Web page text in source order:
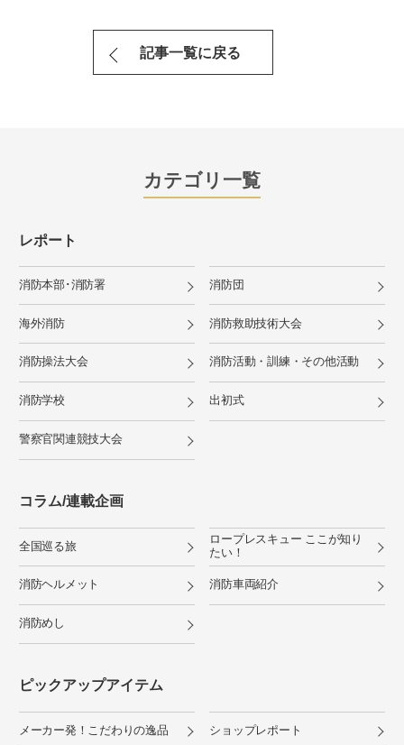
記事一覧に戻る
カテゴリ一覧
レポート
消防本部･消防署 消防団
海外消防 消防救助技術大会
消防操法大会 消防活動・訓練・その他活動
消防学校 出初式
警察官関連競技大会
コラム/連載企画
全国巡る旅
ロープレスキュー ここが知り
たい！
消防ヘルメット 消防車両紹介
消防めし
ピックアップアイテム
メーカー発！こだわりの逸品 ショップレポート